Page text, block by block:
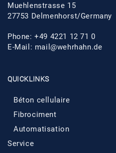
Muehlenstrasse 15
27753 Delmenhorst/Germany
Phone: +49 4221 12 71 0
E-Mail: mail@wehrhahn.de
QUICKLINKS
Béton cellulaire
Fibrociment
Automatisation
Service